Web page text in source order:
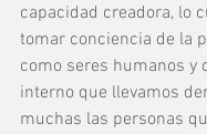
capacidad creadora, lo
tomar conciencia de la
como seres humanos y
interno que llevamos
muchas las personas